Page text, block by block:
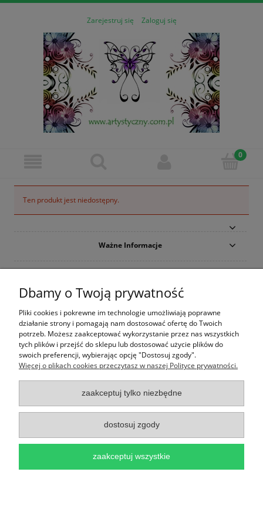
Zarejestruj się Zaloguj się
Ten produkt jest niedostępny.
Ważne Informacje
Sklep internetowy Shoper.pl
Dbamy o Twoją prywatność
Pliki cookies i pokrewne im technologie umożliwiają poprawne
działanie strony i pomagają nam dostosować ofertę do Twoich
potrzeb. Możesz zaakceptować wykorzystanie przez nas wszystkich
tych plików i przejść do sklepu lub dostosować użycie plików do
swoich preferencji, wybierając opcję "Dostosuj zgody".
Więcej o plikach cookies przeczytasz w naszej Polityce prywatności.
zaakceptuj tylko niezbędne
dostosuj zgody
zaakceptuj wszystkie